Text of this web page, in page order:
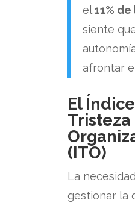
el11%
siente
afrontar
El
Tristeza
(ITO)
La
gestionar la